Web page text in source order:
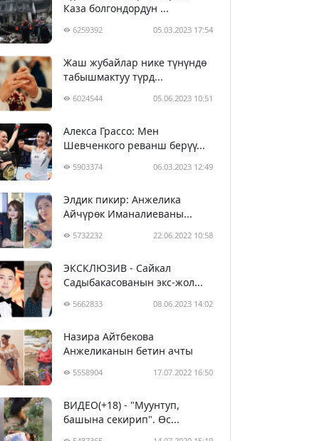
Каза болгондордун ...
6259392 05.03.2023 17:54
Жаш жубайлар нике түнүндө
табышмактуу түрд...
6024544 05.06.2023 10:51
Алекса Грассо: Мен
Шевченкого реванш берүү...
5903374 06.03.2023 12:49
Элдик пикир: Анжелика
Айчүрөк Иманалиеваны...
5732232 22.06.2022 10:58
ЭКСКЛЮЗИВ - Сайкал
Садыбакасованын экс-жол...
5662833 08.06.2023 14:02
Назира Айтбекова
Анжеликанын бетин ачты
5558904 17.07.2022 16:50
ВИДЕО(+18) - "Муунтуп,
башына секирип". Өс...